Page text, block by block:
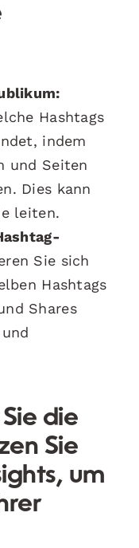
Hashtags
indem
und Seiten
Dies kann
leiten.
Sie sich
Hashtags
Shares
die
Sie
um